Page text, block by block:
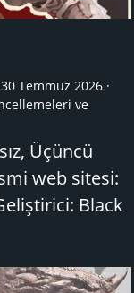
30 Temmuz 2026
ve
Üçüncü
web sitesi:
Black